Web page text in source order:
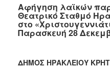
2022
2021
2019
Αφήγηση λαϊκών
Θεατρικό Σταθμό
στο
Παρασκευή 28
ΔΗΜΟΣ ΗΡΑΚΛΕΙΟΥ